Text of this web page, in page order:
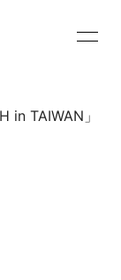
in TAIWAN」